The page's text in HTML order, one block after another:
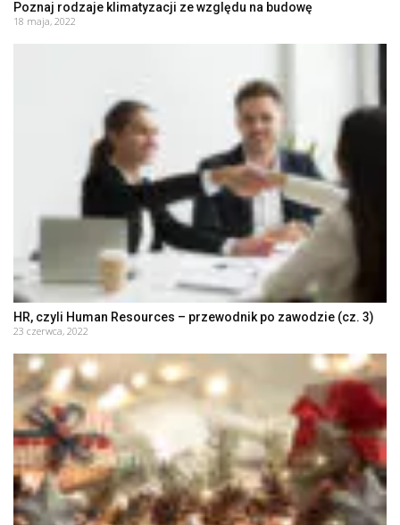
Poznaj rodzaje klimatyzacji ze względu na budowę
18 maja, 2022
HR, czyli Human Resources – przewodnik po zawodzie (cz. 3)
23 czerwca, 2022